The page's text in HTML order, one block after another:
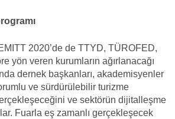
2020’de de TTYD, TÜROFED,
yön veren kurumların ağırlanacağı
dernek başkanları, akademisyenler
ve sürdürülebilir turizme
ve sektörün dijitalleşme
Fuarla eş zamanlı gerçekleşecek